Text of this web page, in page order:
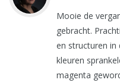
Mooie de
gebracht.
en structuren in
kleuren
magenta